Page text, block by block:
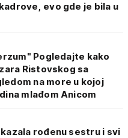
evo gde je bila u
Pogledajte kako
Ristovskog sa
na more u kojoj
mlađom Anicom
rođenu sestru i svi